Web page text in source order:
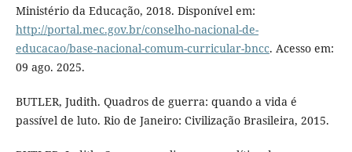
Ministério da Educação, 2018. Disponível em:
http://portal.mec.gov.br/conselho-nacional-de-
educacao/base-nacional-comum-curricular-bncc. Acesso em:
09 ago. 2025.
BUTLER, Judith. Quadros de guerra: quando a vida é
passível de luto. Rio de Janeiro: Civilização Brasileira, 2015.